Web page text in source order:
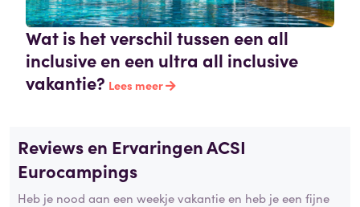
Wat is het verschil tussen een all
inclusive en een ultra all inclusive
vakantie? Lees meer
Reviews en Ervaringen ACSI
Eurocampings
Heb je nood aan een weekje vakantie en heb je een fijne